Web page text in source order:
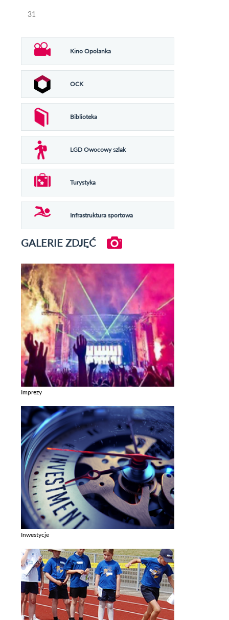
31
Kino Opolanka
OCK
Biblioteka
LGD Owocowy szlak
Turystyka
Infrastruktura sportowa
GALERIE ZDJĘĆ
Imprezy
Inwestycje